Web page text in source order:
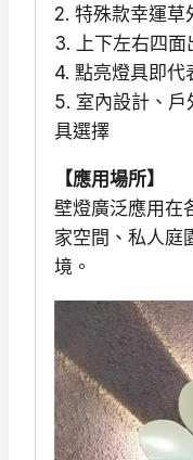
量
2. 特殊款幸運草
3. 上下左右四面
4. 點亮燈具即代
5. 室內設計、戶
具選擇
【應用場所】
壁燈廣泛應用在
家空間、私人庭
境。